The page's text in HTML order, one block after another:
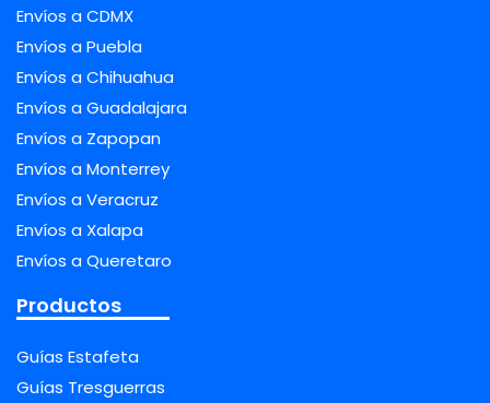
Envíos a CDMX
Envíos a Puebla
Envíos a Chihuahua
Envíos a Guadalajara
Envíos a Zapopan
Envíos a Monterrey
Envíos a Veracruz
Envíos a Xalapa
Envíos a Queretaro
Productos
Guías Estafeta
Guías Tresguerras